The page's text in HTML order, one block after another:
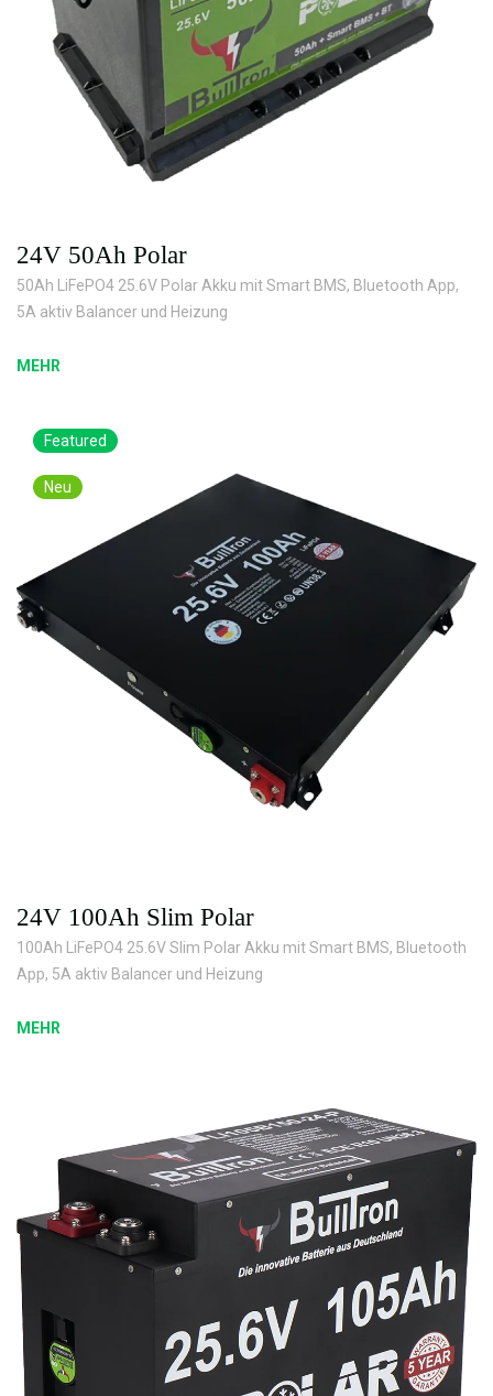
24V 50Ah Polar
50Ah LiFePO4 25.6V Polar Akku mit Smart BMS, Bluetooth App,
5A aktiv Balancer und Heizung
MEHR
Featured
Neu
24V 100Ah Slim Polar
100Ah LiFePO4 25.6V Slim Polar Akku mit Smart BMS, Bluetooth
App, 5A aktiv Balancer und Heizung
MEHR